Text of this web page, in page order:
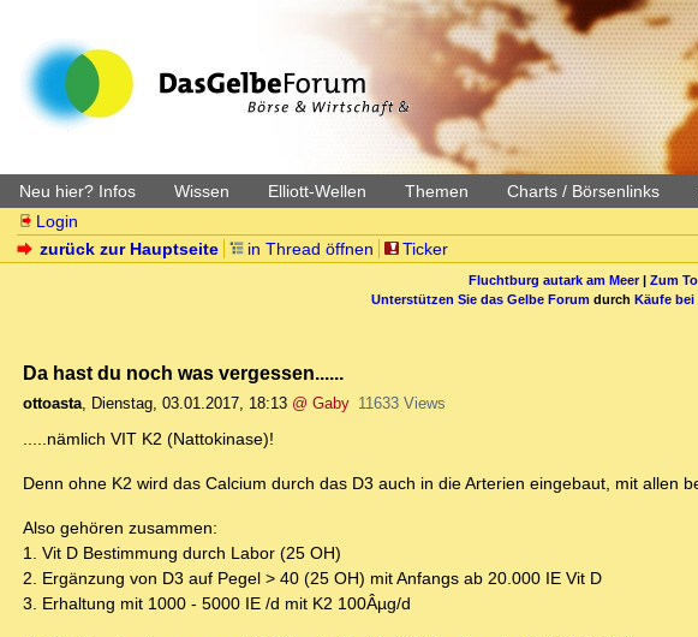
Neu hier? Infos Wissen Elliott-Wellen Themen Charts / Börsenlinks
Login
zurück zur Hauptseite
in Thread öffnen Ticker
Fluchtburg autark am Meer| Zum
Unterstützen Sie das Gelbe Forum durch Käufe bei
Da hast du noch was vergessen......
ottoasta, Dienstag, 03.01.2017, 18:13 @ Gaby 11633 Views
.....nämlich VIT K2 (Nattokinase)!
Denn ohne K2 wird das Calcium durch das D3 auch in die Arterien eingebaut, mit allen
Also gehören zusammen:
1. Vit D Bestimmung durch Labor (25 OH)
2. Ergänzung von D3 auf Pegel > 40 (25 OH) mit Anfangs ab 20.000 IE Vit D
3. Erhaltung mit 1000 - 5000 IE /d mit K2 100Âµg/d